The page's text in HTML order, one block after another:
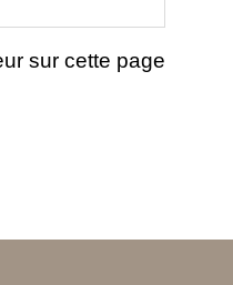
sur cette page